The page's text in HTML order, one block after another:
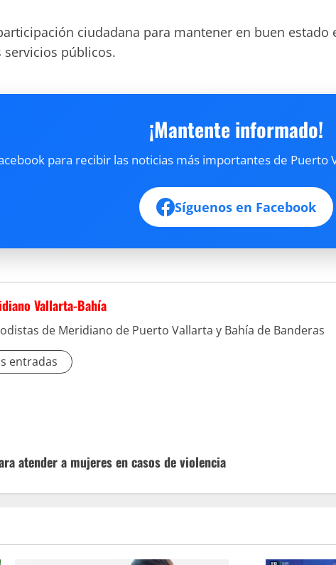
ciudadana para mantener en buen
públicos.
¡Mantente informado!
para recibir las noticias más importantes de Puerto
Síguenos en Facebook
Vallarta-Bahía
de Meridiano de Puerto Vallarta y Bahía de Banderas
entradas
atender a mujeres en casos de violencia